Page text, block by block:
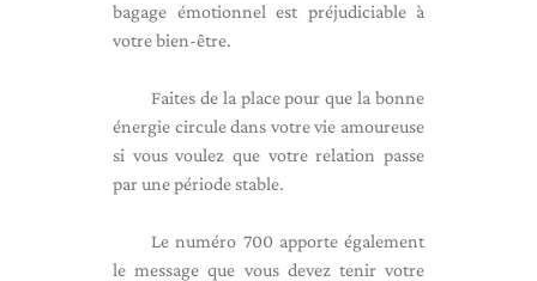
bagage émotionnel est préjudiciable à
votre bien-être.
Faites de la place pour que la bonne
énergie circule dans votre vie amoureuse
si vous voulez que votre relation passe
par une période stable.
Le numéro 700 apporte également
le message que vous devez tenir votre